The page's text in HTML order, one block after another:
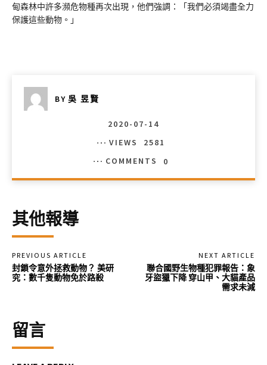
甸森林中許多瀕危物種再次出現，他們強調：「我們必須竭盡全力
保護這些動物。」
BY 吳 昱賢
2020-07-14
VIEWS
2581
COMMENTS
0
其他報導
PREVIOUS ARTICLE
封鎖令意外拯救動物？ 美研
究：數千隻動物免於路殺
NEXT ARTICLE
聯合國野生物種犯罪報告：象
牙盜獵下降 穿山甲、大貓產品
需求未減
留言